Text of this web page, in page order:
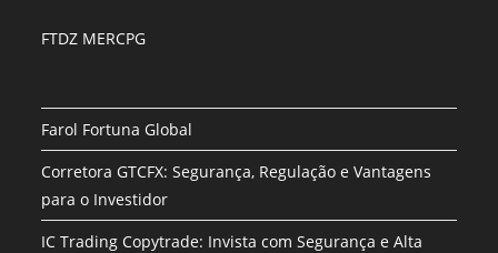
FTDZ MERCPG
Farol Fortuna Global
Corretora GTCFX: Segurança, Regulação e Vantagens
para o Investidor
IC Trading Copytrade: Invista com Segurança e Alta